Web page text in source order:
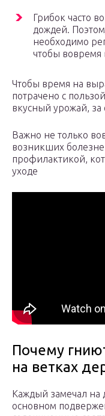
Грибок часто
дождей.
необходимо
чтобы вовремя
Чтобы время на
потрачено с
вкусный урожай, за
Важно не только
возникших
профилактикой,
уходе
Почему
на ветках
Каждый замечал на
основном